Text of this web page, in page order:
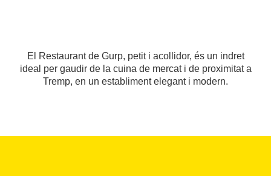
El Restaurant de Gurp, petit i acollidor, és un indret
ideal per gaudir de la cuina de mercat i de proximitat a
Tremp, en un establiment elegant i modern.